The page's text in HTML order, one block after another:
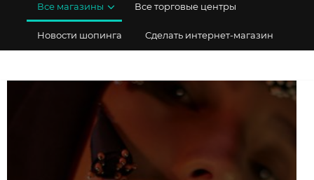
Все магазины Все торговые центры
Новости шопинга Сделать интернет-магазин